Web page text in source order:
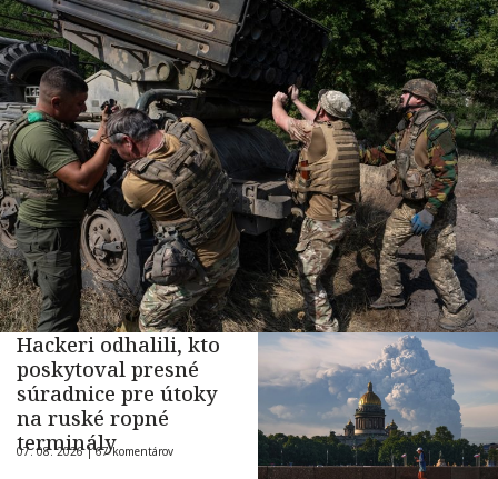
Hackeri odhalili, kto
poskytoval presné
súradnice pre útoky
na ruské ropné
terminály
07. 08. 2026 |67 komentárov